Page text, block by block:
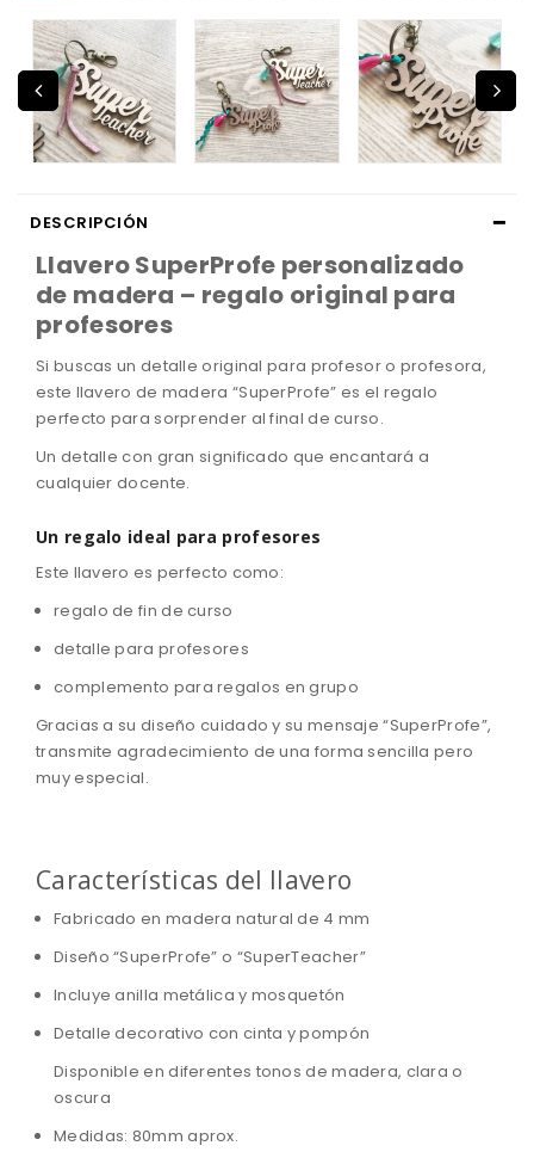
DESCRIPCIÓN
Llavero SuperProfe personalizado
de madera – regalo original para
profesores
Si buscas un detalle original para profesor o profesora,
este llavero de madera “SuperProfe” es el regalo
perfecto para sorprender al final de curso.
Un detalle con gran significado que encantará a
cualquier docente.
Un regalo ideal para profesores
Este llavero es perfecto como:
regalo de fin de curso
detalle para profesores
complemento para regalos en grupo
Gracias a su diseño cuidado y su mensaje “SuperProfe”,
transmite agradecimiento de una forma sencilla pero
muy especial.
Características del llavero
Fabricado en madera natural de 4 mm
Diseño “SuperProfe” o “SuperTeacher”
Incluye anilla metálica y mosquetón
Detalle decorativo con cinta y pompón
Disponible en diferentes tonos de madera, clara o
oscura
Medidas: 80mm aprox.